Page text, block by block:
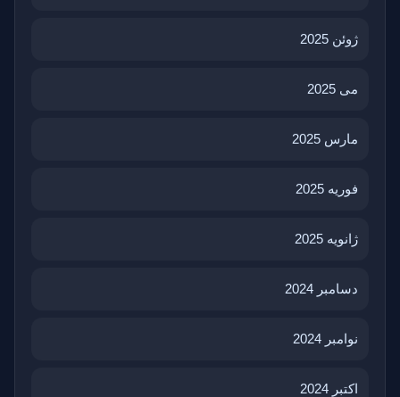
ژوئن 2025
می 2025
مارس 2025
فوریه 2025
ژانویه 2025
دسامبر 2024
نوامبر 2024
اکتبر 2024